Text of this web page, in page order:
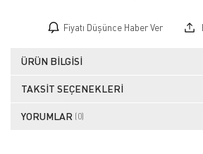
Fiyatı Düşünce Haber Ver
ÜRÜN BILGISI
TAKSIT SEÇENEKLERI
YORUMLAR (0)